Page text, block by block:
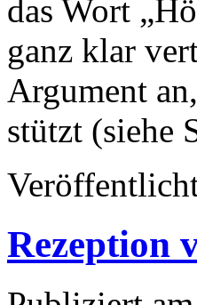
das Wort
ganz klar
Argument
stützt (siehe
Rezeption